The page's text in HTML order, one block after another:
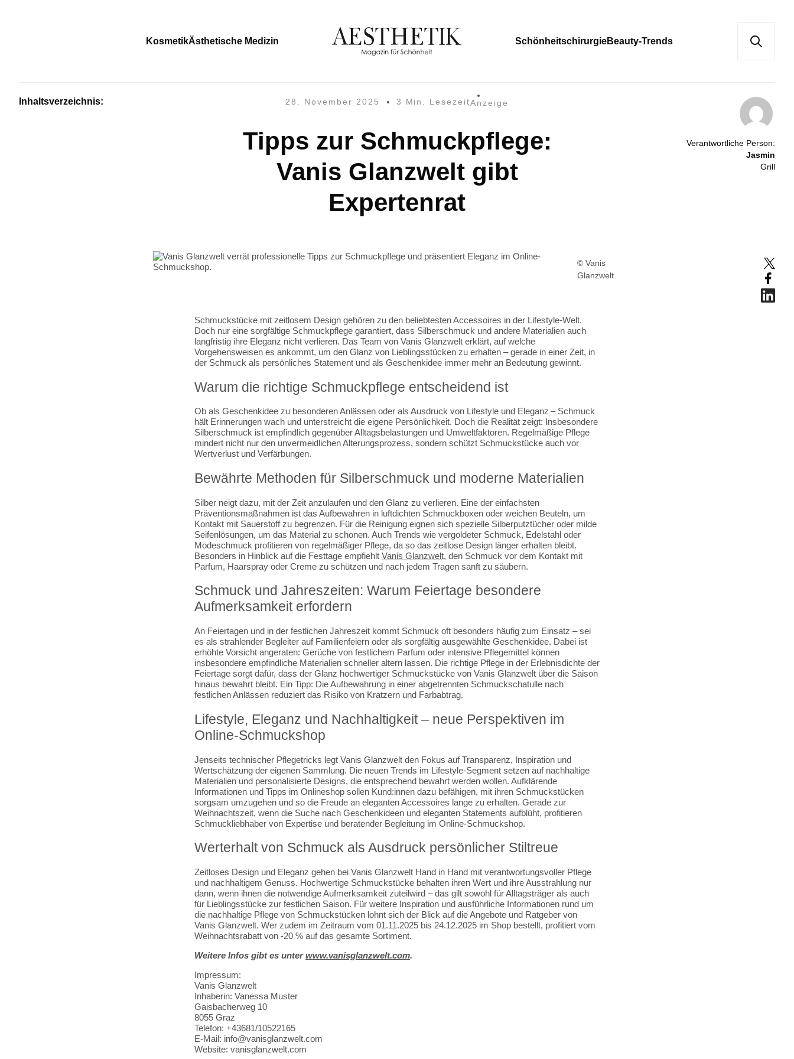
KosmetikÄsthetische Medizin SchönheitschirurgieBeauty-Trends
Inhaltsverzeichnis: 28. November 2025 3 Min. LesezeitAnzeige
Tipps zur Schmuckpflege:
Vanis Glanzwelt gibt
Expertenrat
© Vanis
Glanzwelt
Schmuckstücke mit zeitlosem Design gehören zu den beliebtesten Accessoires in der Lifestyle-Welt.
Doch nur eine sorgfältige Schmuckpflege garantiert, dass Silberschmuck und andere Materialien auch
langfristig ihre Eleganz nicht verlieren. Das Team von Vanis Glanzwelt erklärt, auf welche
Vorgehensweisen es ankommt, um den Glanz von Lieblingsstücken zu erhalten – gerade in einer Zeit, in
der Schmuck als persönliches Statement und als Geschenkidee immer mehr an Bedeutung gewinnt.
Warum die richtige Schmuckpflege entscheidend ist
Ob als Geschenkidee zu besonderen Anlässen oder als Ausdruck von Lifestyle und Eleganz – Schmuck
hält Erinnerungen wach und unterstreicht die eigene Persönlichkeit. Doch die Realität zeigt: Insbesondere
Silberschmuck ist empfindlich gegenüber Alltagsbelastungen und Umweltfaktoren. Regelmäßige Pflege
mindert nicht nur den unvermeidlichen Alterungsprozess, sondern schützt Schmuckstücke auch vor
Wertverlust und Verfärbungen.
Bewährte Methoden für Silberschmuck und moderne Materialien
Silber neigt dazu, mit der Zeit anzulaufen und den Glanz zu verlieren. Eine der einfachsten
Präventionsmaßnahmen ist das Aufbewahren in luftdichten Schmuckboxen oder weichen Beuteln, um
Kontakt mit Sauerstoff zu begrenzen. Für die Reinigung eignen sich spezielle Silberputztücher oder milde
Seifenlösungen, um das Material zu schonen. Auch Trends wie vergoldeter Schmuck, Edelstahl oder
Modeschmuck profitieren von regelmäßiger Pflege, da so das zeitlose Design länger erhalten bleibt.
Besonders in Hinblick auf die Festtage empfiehlt Vanis Glanzwelt, den Schmuck vor dem Kontakt mit
Parfum, Haarspray oder Creme zu schützen und nach jedem Tragen sanft zu säubern.
Schmuck und Jahreszeiten: Warum Feiertage besondere
Aufmerksamkeit erfordern
An Feiertagen und in der festlichen Jahreszeit kommt Schmuck oft besonders häufig zum Einsatz – sei
es als strahlender Begleiter auf Familienfeiern oder als sorgfältig ausgewählte Geschenkidee. Dabei ist
erhöhte Vorsicht angeraten: Gerüche von festlichem Parfum oder intensive Pflegemittel können
insbesondere empfindliche Materialien schneller altern lassen. Die richtige Pflege in der Erlebnisdichte der
Feiertage sorgt dafür, dass der Glanz hochwertiger Schmuckstücke von Vanis Glanzwelt über die Saison
hinaus bewahrt bleibt. Ein Tipp: Die Aufbewahrung in einer abgetrennten Schmuckschatulle nach
festlichen Anlässen reduziert das Risiko von Kratzern und Farbabtrag.
Lifestyle, Eleganz und Nachhaltigkeit – neue Perspektiven im
Online-Schmuckshop
Jenseits technischer Pflegetricks legt Vanis Glanzwelt den Fokus auf Transparenz, Inspiration und
Wertschätzung der eigenen Sammlung. Die neuen Trends im Lifestyle-Segment setzen auf nachhaltige
Materialien und personalisierte Designs, die entsprechend bewahrt werden wollen. Aufklärende
Informationen und Tipps im Onlineshop sollen Kund:innen dazu befähigen, mit ihren Schmuckstücken
sorgsam umzugehen und so die Freude an eleganten Accessoires lange zu erhalten. Gerade zur
Weihnachtszeit, wenn die Suche nach Geschenkideen und eleganten Statements aufblüht, profitieren
Schmuckliebhaber von Expertise und beratender Begleitung im Online-Schmuckshop.
Werterhalt von Schmuck als Ausdruck persönlicher Stiltreue
Zeitloses Design und Eleganz gehen bei Vanis Glanzwelt Hand in Hand mit verantwortungsvoller Pflege
und nachhaltigem Genuss. Hochwertige Schmuckstücke behalten ihren Wert und ihre Ausstrahlung nur
dann, wenn ihnen die notwendige Aufmerksamkeit zuteilwird – das gilt sowohl für Alltagsträger als auch
für Lieblingsstücke zur festlichen Saison. Für weitere Inspiration und ausführliche Informationen rund um
die nachhaltige Pflege von Schmuckstücken lohnt sich der Blick auf die Angebote und Ratgeber von
Vanis Glanzwelt. Wer zudem im Zeitraum vom 01.11.2025 bis 24.12.2025 im Shop bestellt, profitiert vom
Weihnachtsrabatt von -20 % auf das gesamte Sortiment.
Weitere Infos gibt es unterwww.vanisglanzwelt.com.
Impressum:
Vanis Glanzwelt
Inhaberin: Vanessa Muster
Gaisbacherweg 10
8055 Graz
Telefon: +43681/10522165
E-Mail: info@vanisglanzwelt.com
Website: vanisglanzwelt.com
Verantwortliche Person:
Jasmin
Grill